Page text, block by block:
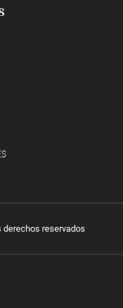
derechos reservados